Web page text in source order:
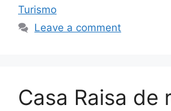
Turismo
Leave a comment
Casa Raisa de